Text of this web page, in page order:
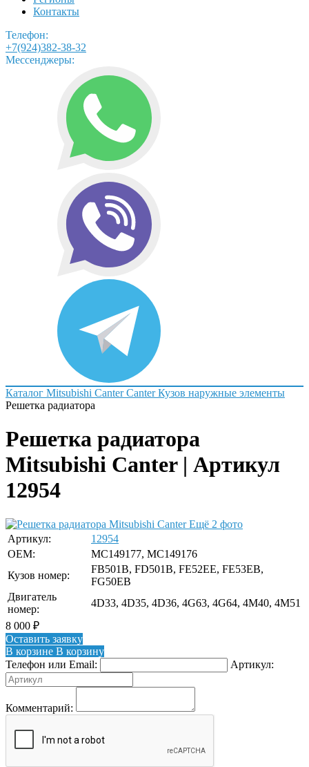
Контакты
Телефон:
+7(924)382-38-32
Мессенджеры:
Каталог Mitsubishi Canter Canter Кузов наружные элементы
Решетка радиатора
Решетка радиатора
Mitsubishi Canter | Артикул
12954
Ещё 2 фото
Артикул:
12954
OEM:
MC149177, MC149176
Кузов номер:
FB501B, FD501B, FE52EE, FE53EB,
FG50EB
Двигатель
номер:
4D33, 4D35, 4D36, 4G63, 4G64, 4M40, 4M51
8 000 ₽
Оставить заявку
В корзине В корзину
Телефон или Email:
Артикул:
Комментарий: